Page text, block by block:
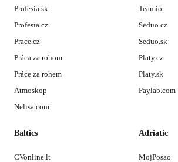
Profesia.sk
Profesia.cz
Prace.cz
Práca za rohom
Práce za rohem
Atmoskop
Nelisa.com
Teamio
Seduo.cz
Seduo.sk
Platy.cz
Platy.sk
Paylab.com
Baltics
CVonline.lt
Adriatic
MojPosao